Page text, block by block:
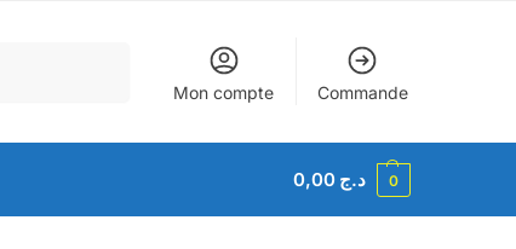
Mon compte Commande
د.ج 0,00 0